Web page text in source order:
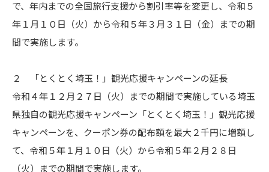
で、年内までの全国旅行支援から割引率等を変更し、令和５
年１月１０日（火）から令和５年３月３１日（金）までの期
間で実施します。
２ 「とくとく埼玉！」観光応援キャンペーンの延長
令和４年１２月２７日（火）までの期間で実施している埼玉
県独自の観光応援キャンペーン「とくとく埼玉！」観光応援
キャンペーンを、クーポン券の配布額を最大２千円に増額し
て、令和５年１月１０日（火）から令和５年２月２８日
（火）までの期間で実施します。